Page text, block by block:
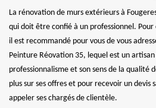
La rénovation de murs extérieurs à
qui doit être confié à un professionnel. Pour
il est recommandé pour vous de vous
Peinture Réovation 35, lequel est un
professionnalisme et son sens de la qualité
plus sur ses offres et pour recevoir un devis
appeler ses chargés de clientèle.